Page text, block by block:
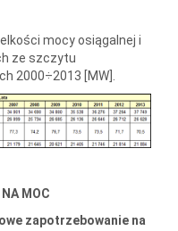
mocy osiągalnej i
ze szczytu
2000÷2013 [MW].
MOC
zapotrzebowanie na